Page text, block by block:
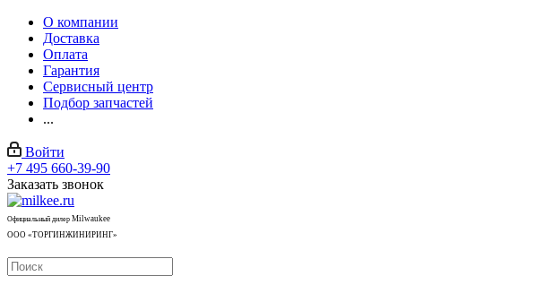
О компании
Доставка
Оплата
Гарантия
Сервисный центр
Подбор запчастей
...
Войти
+7 495 660-39-90
Заказать звонок
Официальный дилер Milwaukee
ООО «ТОРГИНЖИНИРИНГ»